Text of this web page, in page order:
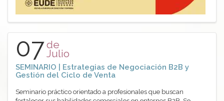
07de
Julio
SEMINARIO | Estrategias de Negociación B2B y
Gestión del Ciclo de Venta
Seminario práctico orientado a profesionales que buscan